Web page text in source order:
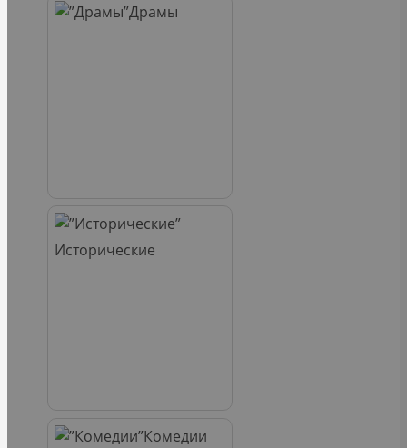
Драмы
Исторические
Комедии